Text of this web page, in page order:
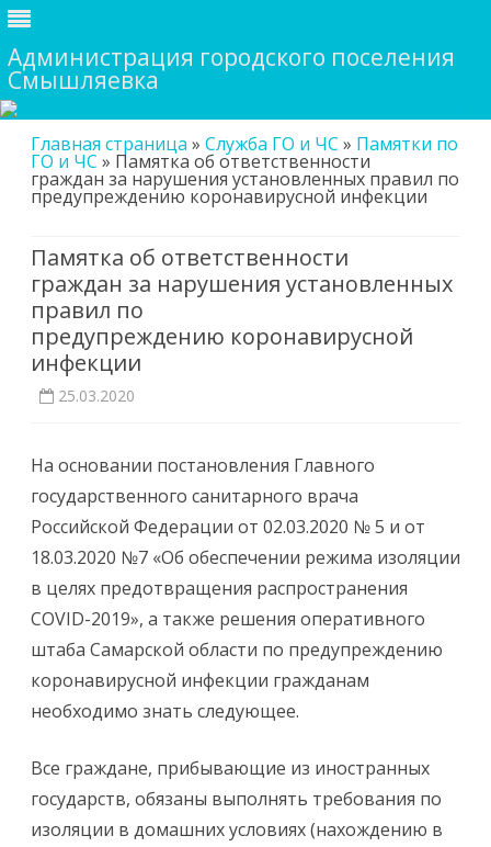
Администрация городского поселения
Смышляевка
to
content
Главная страница » Служба ГО и ЧС » Памятки по
ГО и ЧС » Памятка об ответственности
граждан за нарушения установленных правил по
предупреждению коронавирусной инфекции
Памятка об ответственности
граждан за нарушения установленных
правил по
предупреждению коронавирусной
инфекции
25.03.2020
На основании постановления Главного
государственного санитарного врача
Российской Федерации от 02.03.2020 № 5 и от
18.03.2020 №7 «Об обеспечении режима изоляции
в целях предотвращения распространения
COVID-2019», а также решения оперативного
штаба Самарской области по предупреждению
коронавирусной инфекции гражданам
необходимо знать следующее.
Все граждане, прибывающие из иностранных
государств, обязаны выполнять требования по
изоляции в домашних условиях (нахождению в